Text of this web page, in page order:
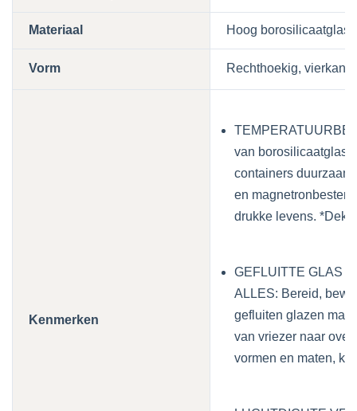
Materiaal Hoog borosilicaatglas
Vorm Rechthoekig, vierkant,
Kenmerken
van borosilicaatglas
containers duurzaam
en
drukke levens.
GEFLUITTE GLAS
ALLES: Bereid,
gefluiten glazen
van vriezer naar
vormen en maten,